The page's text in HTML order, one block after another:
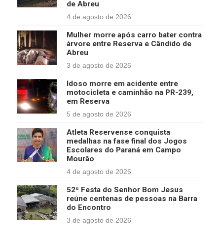
de Abreu
4 de agosto de 2026
Mulher morre após carro bater contra
árvore entre Reserva e Cândido de
Abreu
3 de agosto de 2026
Idoso morre em acidente entre
motocicleta e caminhão na PR-239,
em Reserva
5 de agosto de 2026
Atleta Reservense conquista
medalhas na fase final dos Jogos
Escolares do Paraná em Campo
Mourão
4 de agosto de 2026
52ª Festa do Senhor Bom Jesus
reúne centenas de pessoas na Barra
do Encontro
3 de agosto de 2026